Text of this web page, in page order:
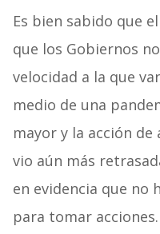
Es bien sabido que
que los Gobiernos
velocidad a la que
medio de una
mayor y la acción
vio aún más
en evidencia que no
para tomar